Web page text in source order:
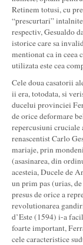
Retinem totusi, cu
“prescurtari”
respectiv, Gesualdo
istorice care sa
mentionat ca in ceea
utilizata este cea
Cele doua casatorii
ii era, totodata, si
ducelui provinciei
de orice deformare
repercusiuni cruciale
renascentist Carlo
mariaje, prin
(asasinarea, din
acesteia, Ducele de
un prim pas (urias,
presus de orice a
revolutionarea
d’Este (1594) i-a
foarte important,
cele caracteristice